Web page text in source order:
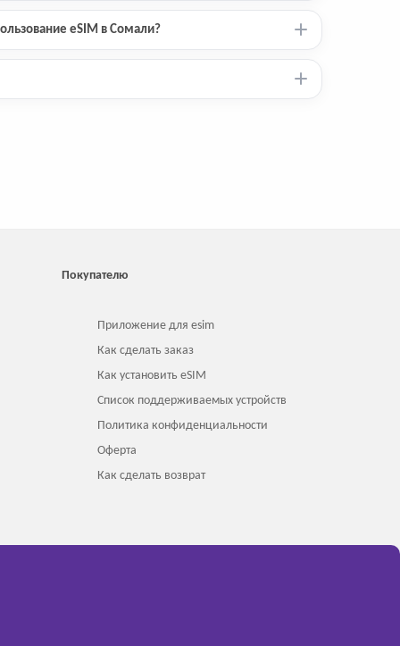
eSIM в Сомали?
Покупателю
Приложение для esim
Как сделать заказ
Как установить eSIM
Список поддерживаемых устройств
Политика конфиденциальности
Оферта
Как сделать возврат